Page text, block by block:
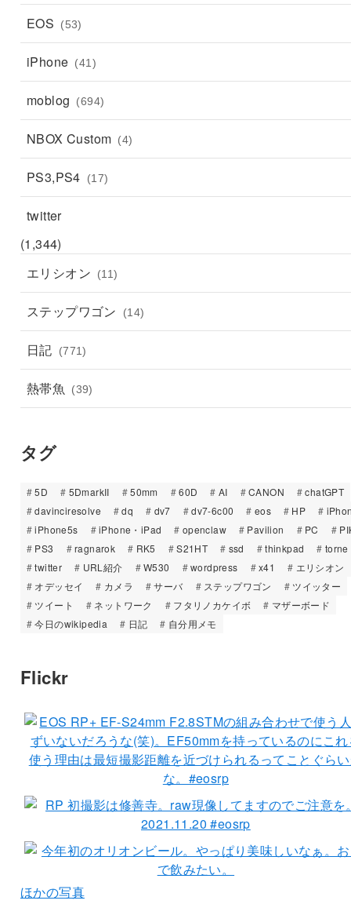
EOS (53)
iPhone (41)
moblog (694)
NBOX Custom (4)
PS3,PS4 (17)
twitter
(1,344)
エリシオン
(11)
ステップワゴン (14)
日記 (771)
熱帯魚 (39)
タグ
5D 5DmarkII 50mm 60D AI CANON
chatGPT
davinciresolve
dq dv7 dv7-6c00 eos HP
iPhone5s
iPhone・iPad openclaw Pavilion PC
PS3
ragnarok RK5 S21HT ssd thinkpad
torne
twitter
URL紹介 W530 wordpress x41
エリシオン
オデッセイ
カメラ サーバ ステップワゴン
ツイッター
ツイート
ネットワーク フタリノカケイボ
マザーボード
今日のwikipedia
日記 自分用メモ
Flickr
ほかの写真